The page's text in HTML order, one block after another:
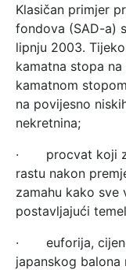
Klasičan primjer
fondova (SAD-a)
lipnju 2003.
kamatna stopa
kamatnom
na povijesno
nekretnina;
· procvat koji
rastu nakon
zamahu kako sve
postavljajući
· euforija, cijene
japanskog balona